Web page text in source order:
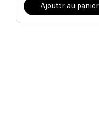
Ajouter au panier